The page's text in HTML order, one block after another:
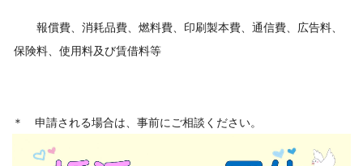
報償費、消耗品費、燃料費、印刷製本費、通信費、広告料、
保険料、使用料及び賃借料等
＊ 申請される場合は、事前にご相談ください。